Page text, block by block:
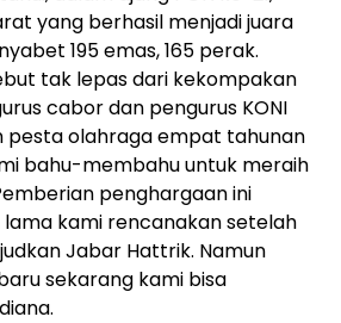
yang berhasil menjadi juara
195 emas, 165 perak.
tak lepas dari kekompakan
cabor dan pengurus KONI
pesta olahraga empat tahunan
bahu-membahu untuk meraih
penghargaan ini
kami rencanakan setelah
Jabar Hattrik. Namun
sekarang kami bisa